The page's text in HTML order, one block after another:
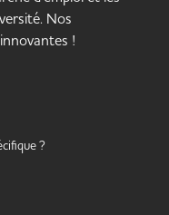
Nos
!
?